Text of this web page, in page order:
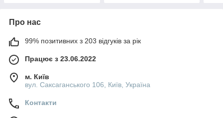
Про нас
99% позитивних з 203 відгуків за рік
Працює з 23.06.2022
м. Київ
вул. Саксаганського 106, Київ, Україна
Контакти